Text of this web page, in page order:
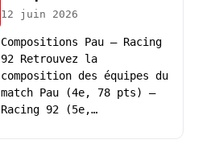
12 juin 2026
Compositions Pau – Racing
92 Retrouvez la
composition des équipes du
match Pau (4e, 78 pts) –
Racing 92 (5e,…